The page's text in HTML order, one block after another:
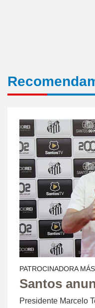
PATROCINADORA
Santos
Presidente Marcelo